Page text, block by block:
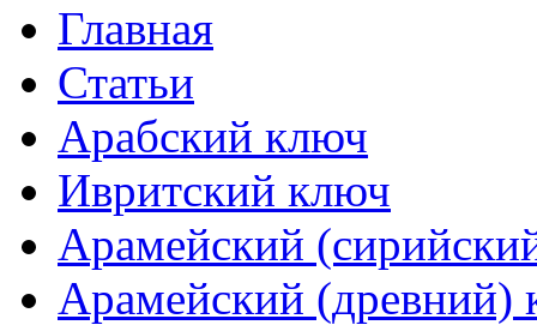
Главная
Статьи
Арабский ключ
Ивритский ключ
Арамейский
Арамейский (древний)